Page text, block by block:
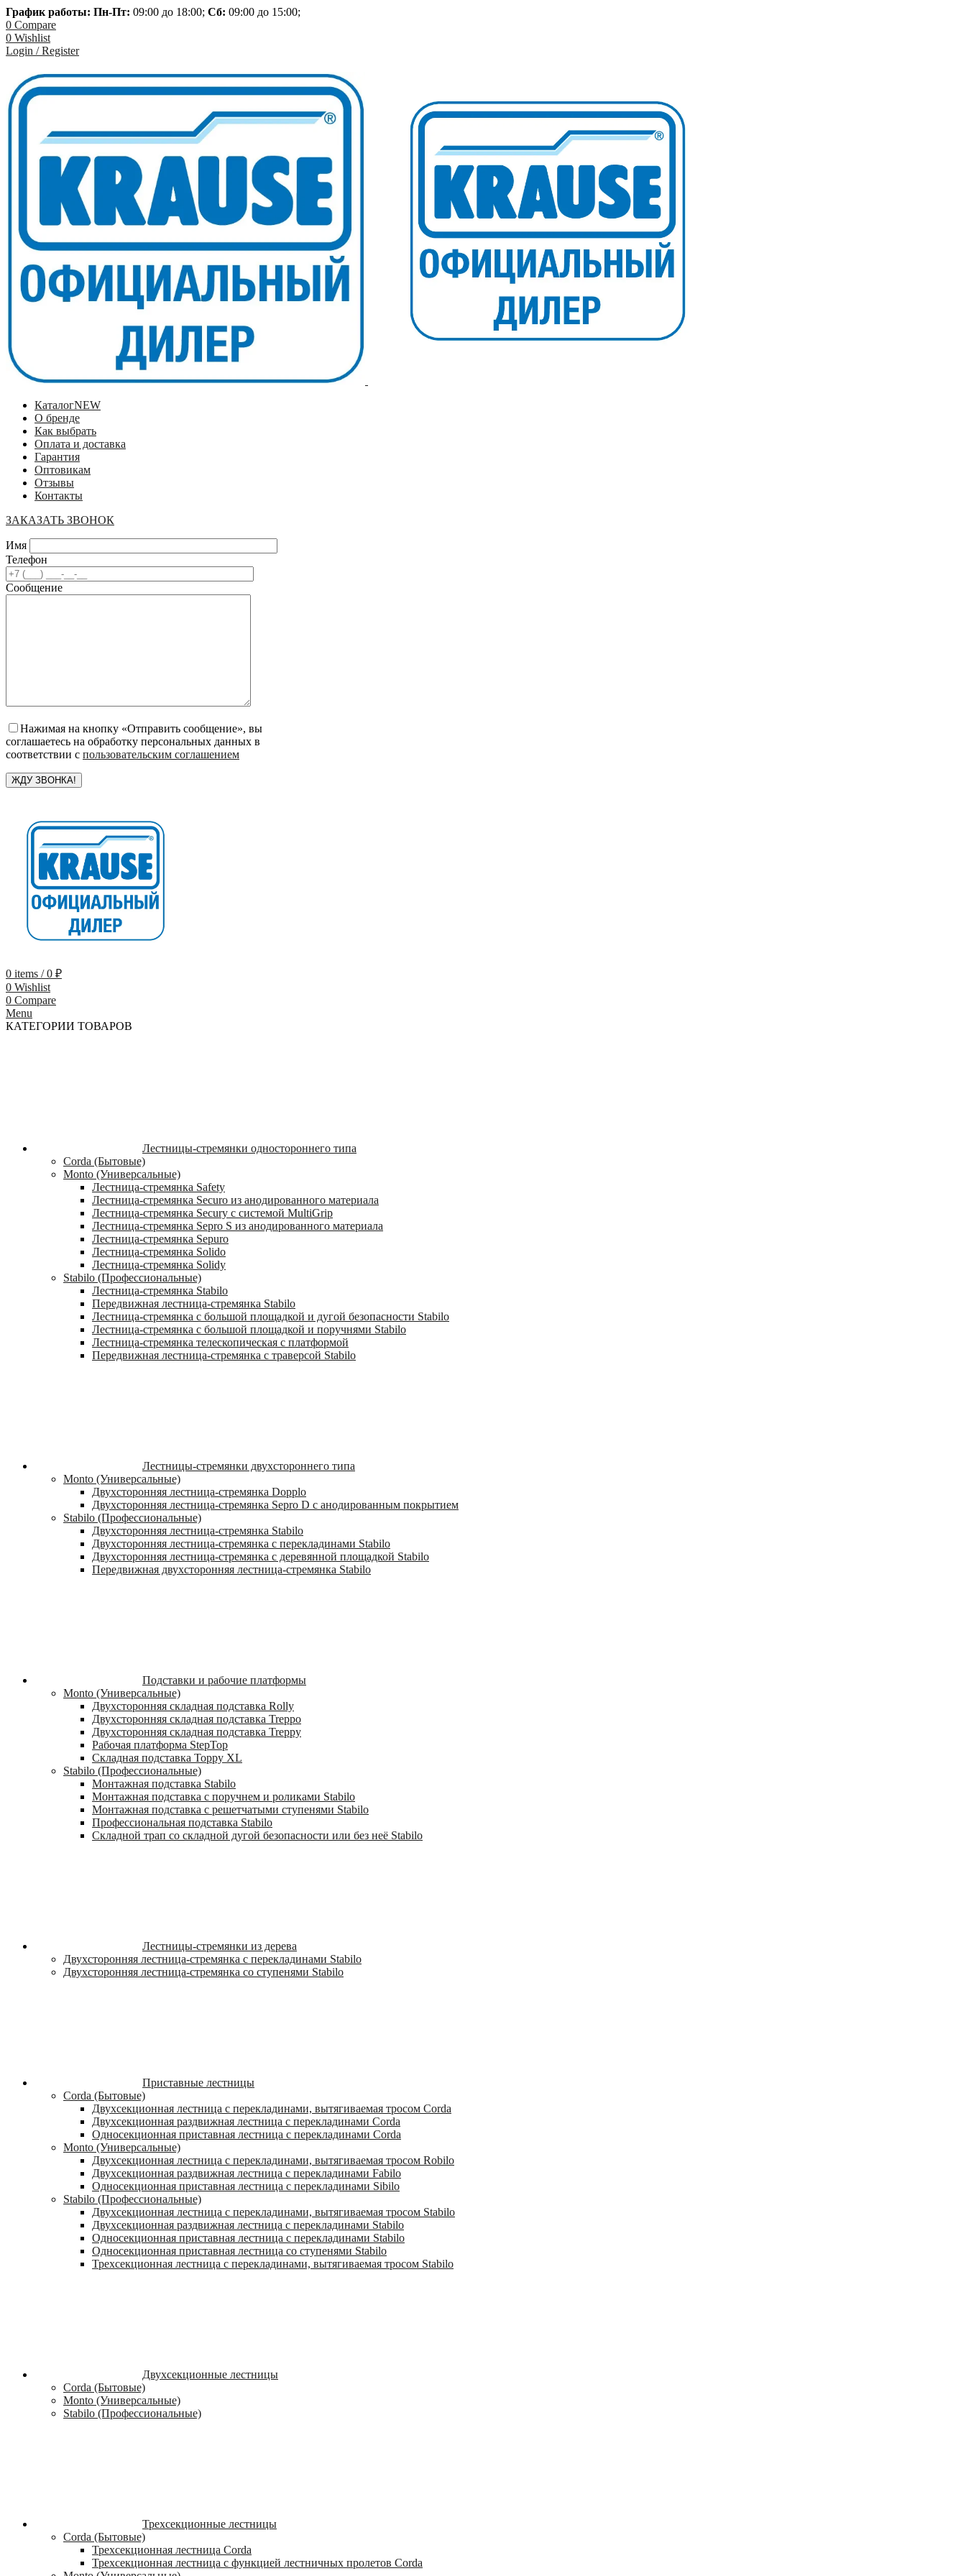
График работы: Пн-Пт: 09:00 до 18:00; Сб: 09:00 до 15:00;
0 Compare
0 Wishlist
Login / Register
КаталогNEW
О бренде
Как выбрать
Оплата и доставка
Гарантия
Оптовикам
Отзывы
Контакты
ЗАКАЗАТЬ ЗВОНОК
Имя
Телефон
Сообщение
Нажимая на кнопку «Отправить сообщение», вы
соглашаетесь на обработку персональных данных в
соответствии с пользовательским соглашением
0 items / 0 ₽
0 Wishlist
0 Compare
Menu
КАТЕГОРИИ ТОВАРОВ
Лестницы-стремянки одностороннего типа
Corda (Бытовые)
Monto (Универсальные)
Лестница-стремянка Safety
Лестница-стремянка Securo из анодированного материала
Лестница-стремянка Secury с системой MultiGrip
Лестница-стремянка Sepro S из анодированного материала
Лестница-стремянка Sepuro
Лестница-стремянка Solido
Лестница-стремянка Solidy
Stabilo (Профессиональные)
Лестница-стремянка Stabilo
Передвижная лестница-стремянка Stabilo
Лестница-стремянка с большой площадкой и дугой безопасности Stabilo
Лестница-стремянка с большой площадкой и поручнями Stabilo
Лестница-стремянка телескопическая с платформой
Передвижная лестница-стремянка с траверсой Stabilo
Лестницы-стремянки двухстороннего типа
Monto (Универсальные)
Двухсторонняя лестница-стремянка Dopplo
Двухсторонняя лестница-стремянка Sepro D с анодированным покрытием
Stabilo (Профессиональные)
Двухсторонняя лестница-стремянка Stabilo
Двухсторонняя лестница-стремянка с перекладинами Stabilo
Двухсторонняя лестница-стремянка с деревянной площадкой Stabilo
Передвижная двухсторонняя лестница-стремянка Stabilo
Подставки и рабочие платформы
Monto (Универсальные)
Двухсторонняя складная подставка Rolly
Двухсторонняя складная подставка Treppo
Двухсторонняя складная подставка Treppy
Рабочая платформа StepTop
Складная подставка Toppy XL
Stabilo (Профессиональные)
Монтажная подставка Stabilo
Монтажная подставка с поручнем и роликами Stabilo
Монтажная подставка с решетчатыми ступенями Stabilo
Профессиональная подставка Stabilo
Складной трап со складной дугой безопасности или без неё Stabilo
Лестницы-стремянки из дерева
Двухсторонняя лестница-стремянка с перекладинами Stabilo
Двухсторонняя лестница-стремянка со ступенями Stabilo
Приставные лестницы
Corda (Бытовые)
Двухсекционная лестница с перекладинами, вытягиваемая тросом Corda
Двухсекционная раздвижная лестница с перекладинами Corda
Односекционная приставная лестница с перекладинами Corda
Monto (Универсальные)
Двухсекционная лестница с перекладинами, вытягиваемая тросом Robilo
Двухсекционная раздвижная лестница с перекладинами Fabilo
Односекционная приставная лестница с перекладинами Sibilo
Stabilo (Профессиональные)
Двухсекционная лестница с перекладинами, вытягиваемая тросом Stabilo
Двухсекционная раздвижная лестница с перекладинами Stabilo
Односекционная приставная лестница с перекладинами Stabilo
Односекционная приставная лестница со ступенями Stabilo
Трехсекционная лестница с перекладинами, вытягиваемая тросом Stabilo
Двухсекционные лестницы
Corda (Бытовые)
Monto (Универсальные)
Stabilo (Профессиональные)
Трехсекционные лестницы
Corda (Бытовые)
Трехсекционная лестница Corda
Трехсекционная лестница с функцией лестничных пролетов Corda